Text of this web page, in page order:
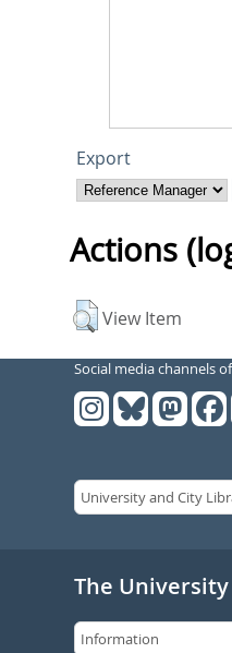
Export
Actions
View Item
Social media channels
The